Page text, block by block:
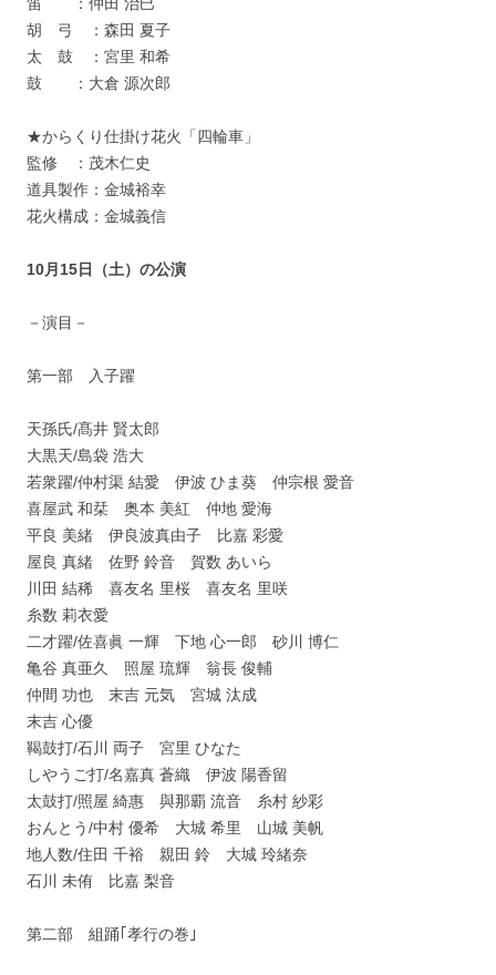
胡 弓 ：森田 夏子
太 鼓 ：宮里 和希
鼓 ：大倉 源次郎
★からくり仕掛け花火「四輪車」
監修 ：茂木仁史
道具製作：金城裕幸
花火構成：金城義信
10月15日（土）の公演
－演目－
第一部 入子躍
天孫氏/髙井 賢太郎
大黒天/島袋 浩大
若衆躍/仲村渠 結愛 伊波 ひま葵 仲宗根 愛音
喜屋武 和栞 奥本 美紅 仲地 愛海
平良 美緒 伊良波真由子 比嘉 彩愛
屋良 真緒 佐野 鈴音 賀数 あいら
川田 結稀 喜友名 里桜 喜友名 里咲
糸数 莉衣愛
二才躍/佐喜眞 一輝 下地 心一郎 砂川 博仁
亀谷 真亜久 照屋 琉輝 翁長 俊輔
仲間 功也 末吉 元気 宮城 汰成
末吉 心優
鞨鼓打/石川 両子 宮里 ひなた
しやうご打/名嘉真 蒼織 伊波 陽香留
太鼓打/照屋 綺惠 與那覇 流音 糸村 紗彩
おんとう/中村 優希 大城 希里 山城 美帆
地人数/住田 千裕 親田 鈴 大城 玲緒奈
石川 未侑 比嘉 梨音
第二部 組踊｢孝行の巻｣